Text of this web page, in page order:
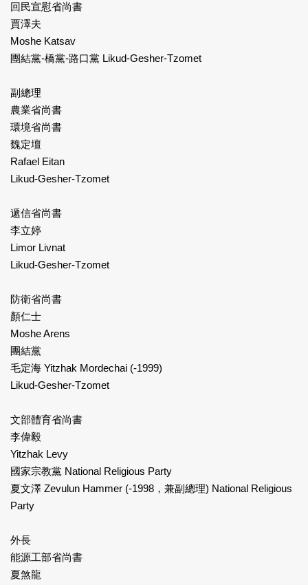
回民宣慰省尚書
賈澤夫
Moshe Katsav
團結黨-橋黨-路口黨 Likud-Gesher-Tzomet
副總理
農業省尚書
環境省尚書
魏定壇
Rafael Eitan
Likud-Gesher-Tzomet
遞信省尚書
李立婷
Limor Livnat
Likud-Gesher-Tzomet
防衛省尚書
顏仁士
Moshe Arens
團結黨
毛定海 Yitzhak Mordechai (-1999)
Likud-Gesher-Tzomet
文部體育省尚書
李偉毅
Yitzhak Levy
國家宗教黨 National Religious Party
夏文澤 Zevulun Hammer (-1998，兼副總理) National Religious
Party
外長
能源工部省尚書
夏煞龍